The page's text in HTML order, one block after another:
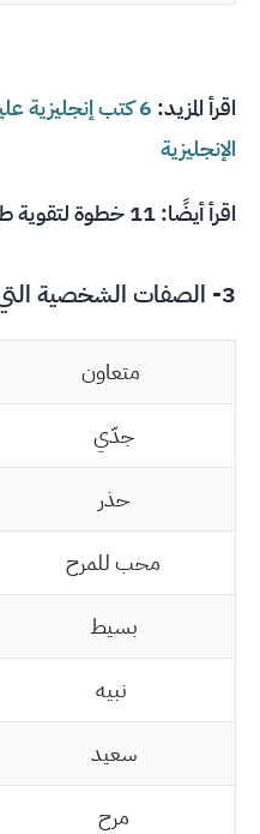
اقرأ المزيد:
6 كتب إنجليزية
الإنجليزية
اقرأ أيضًا:
3- الصفات الشخصية التي تتعلق بالهوية
متعاون
جدّي
حذر
محب للمرح
بسيط
نبيه
سعيد
مرح